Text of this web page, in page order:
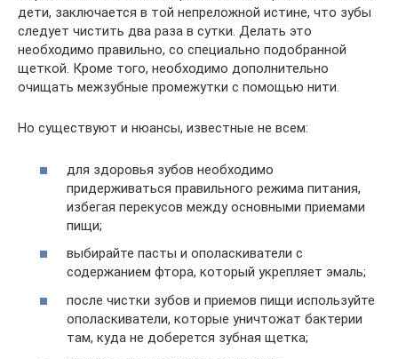
дети, заключается в той непреложной истине, что зубы
следует чистить два раза в сутки. Делать это
необходимо правильно, со специально подобранной
щеткой. Кроме того, необходимо дополнительно
очищать межзубные промежутки с помощью нити.
Но существуют и нюансы, известные не всем:
для здоровья зубов необходимо
придерживаться правильного режима питания,
избегая перекусов между основными приемами
пищи;
выбирайте пасты и ополаскиватели с
содержанием фтора, который укрепляет эмаль;
после чистки зубов и приемов пищи используйте
ополаскиватели, которые уничтожат бактерии
там, куда не доберется зубная щетка;